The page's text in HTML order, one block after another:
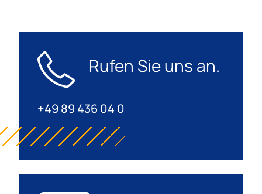
Rufen Sie uns an.
+49 89 436 04 0